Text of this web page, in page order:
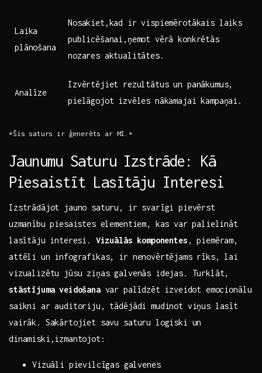
Laika
plānošana
Nosakiet,kad ir vispiemērotākais laiks​
publicēšanai,ņemot ​vērā konkrētās ​
nozares aktualitātes.
Analīze
Izvērtējiet rezultātus un‍ panākumus,
pielāgojot izvēles nākamajai kampaņai.
*Šis‌ saturs ‍ir ģenerēts⁣ ar MI.*
Jaunumu ‌Saturu ⁣Izstrāde: Kā
Piesaistīt Lasītāju ​Interesi
Izstrādājot jauno saturu, ir​ svarīgi pievērst
⁣uzmanību‍ piesaistes elementiem, kas var palielināt
⁢lasītāju‍ interesi. Vizuālās komponentes , piemēram,
attēli un ‍infografikas, ir nenovērtējams rīks, lai ​
vizualizētu jūsu ziņas galvenās idejas. Turklāt,
stāstījuma veidošanavar⁢ palīdzēt izveidot emocionālu⁤
saikni ‌ar auditoriju, tādējādi‍ mudinot‌ viņus‌ lasīt
vairāk. Sakārtojiet savu saturu logiski un
dinamiski,izmantojot:
Vizuāli pievilcīgas galvenes